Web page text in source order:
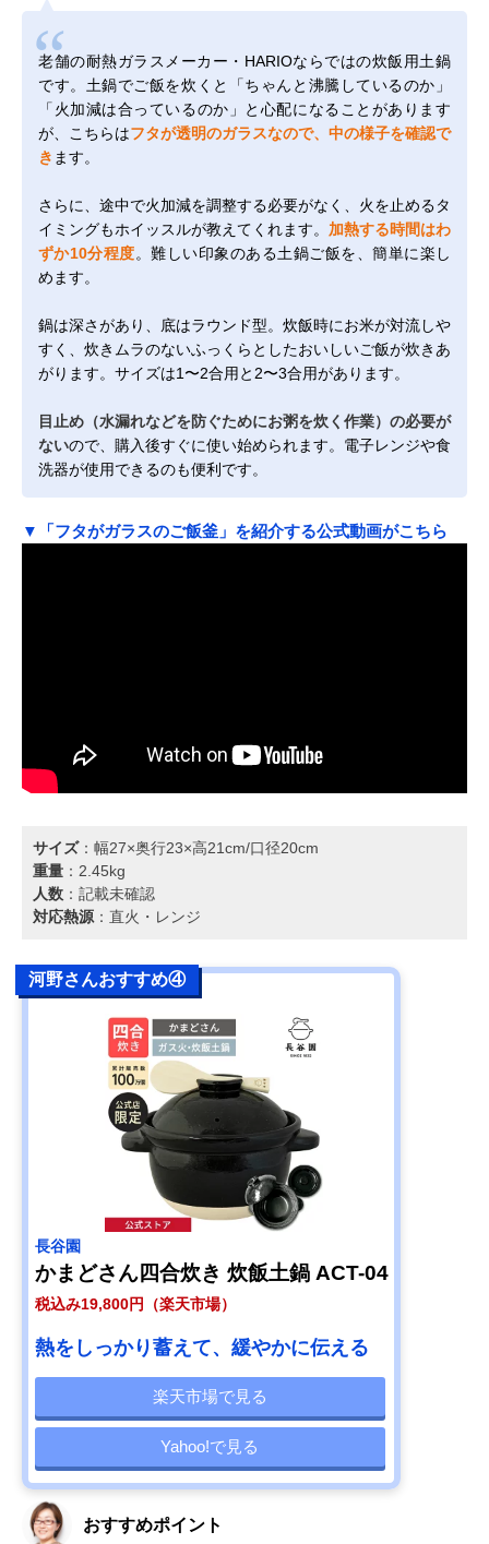
老舗の耐熱ガラスメーカー・HARIOならではの炊飯用土鍋
です。土鍋でご飯を炊くと「ちゃんと沸騰しているのか」
「火加減は合っているのか」と心配になることがあります
が、こちらはフタが透明のガラスなので、中の様子を確認で
き ます。
さらに、途中で火加減を調整する必要がなく、火を止めるタ
イミングもホイッスルが教えてくれます。 加熱する時間はわ
ずか10分程度。難しい印象のある土鍋ご飯を、簡単に楽し
めます。
鍋は深さがあり、底はラウンド型。炊飯時にお米が対流しや
すく、炊きムラのないふっくらとしたおいしいご飯が炊きあ
がります。サイズは1〜2合用と2〜3合用があります。
目止め（水漏れなどを防ぐためにお粥を炊く作業）の必要が
ないので、購入後すぐに使い始められます。電子レンジや食
洗器が使用できるのも便利です。
▼「フタがガラスのご飯釜」を紹介する公式動画がこちら
サイズ：幅27×奥行23×高21cm/口径20cm
重量 ：2.45kg
人数 ：記載未確認
対応熱源 ：直火・レンジ
河野さんおすすめ④
長谷園
かまどさん四合炊き 炊飯土鍋 ACT-04
税込み19,800円（楽天市場）
熱をしっかり蓄えて、緩やかに伝える
楽天市場で見る
Yahoo!で見る
おすすめポイント